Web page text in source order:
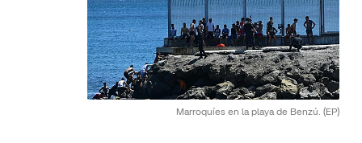
Marroquíes en la playa de Benzú. (EP)